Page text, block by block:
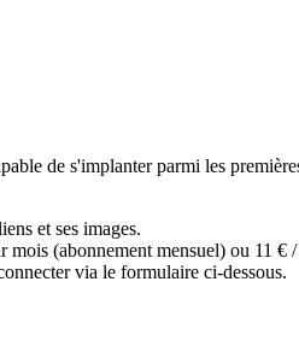
de s'implanter parmi les
et ses images.
(abonnement mensuel) ou 11 €
via le formulaire ci-dessous.